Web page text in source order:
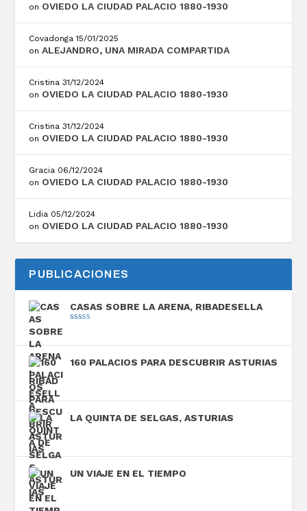
on OVIEDO LA CIUDAD PALACIO 1880-1930
Covadonga 15/01/2025
onALEJANDRO, UNA MIRADA COMPARTIDA
Cristina 31/12/2024
on OVIEDO LA CIUDAD PALACIO 1880-1930
Cristina 31/12/2024
on OVIEDO LA CIUDAD PALACIO 1880-1930
Gracia 06/12/2024
on OVIEDO LA CIUDAD PALACIO 1880-1930
Lidia 05/12/2024
on OVIEDO LA CIUDAD PALACIO 1880-1930
PUBLICACIONES
CASAS SOBRE LA ARENA, RIBADESELLA
160 PALACIOS PARA DESCUBRIR ASTURIAS
LA QUINTA DE SELGAS, ASTURIAS
UN VIAJE EN EL TIEMPO